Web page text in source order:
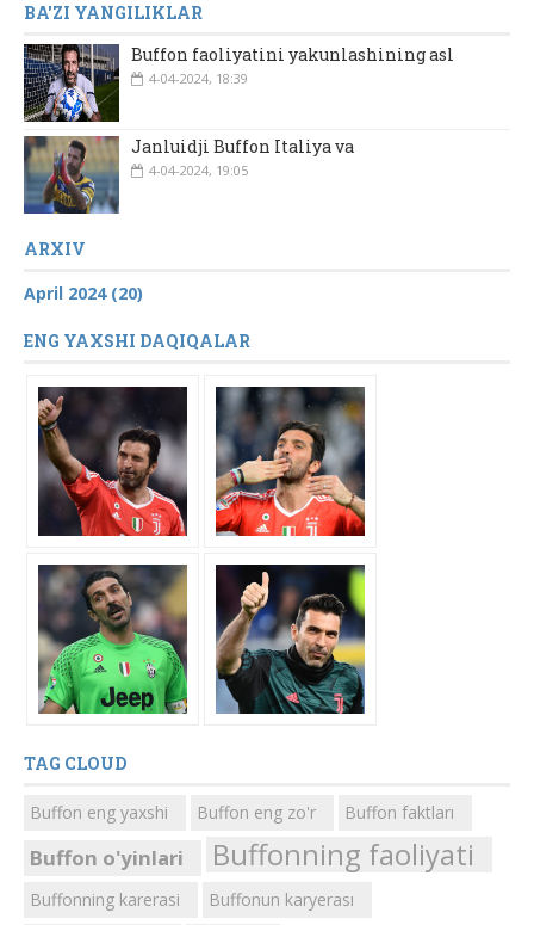
BA'ZI YANGILIKLAR
Buffon faoliyatini yakunlashining asl
4-04-2024, 18:39
Janluidji Buffon Italiya va
4-04-2024, 19:05
ARXIV
April 2024 (20)
ENG YAXSHI DAQIQALAR
TAG CLOUD
Buffon eng yaxshi Buffon eng zo'r Buffon faktları
Buffon o'yinlari Buffonning faoliyati
Buffonning karerasi
Buffonun karyerası